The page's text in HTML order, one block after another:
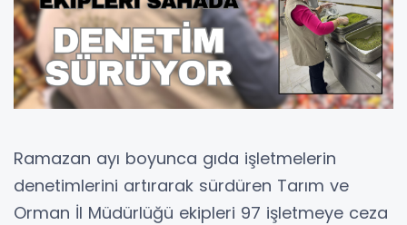
Ramazan ayı boyunca gıda işletmelerin
denetimlerini artırarak sürdüren Tarım ve
Orman İl Müdürlüğü ekipleri 97 işletmeye ceza